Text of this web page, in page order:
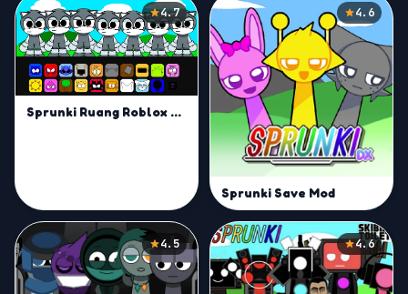
4.7
Sprunki Ruang Roblox Animation
4.6
Sprunki Save Mod
4.5 4.6